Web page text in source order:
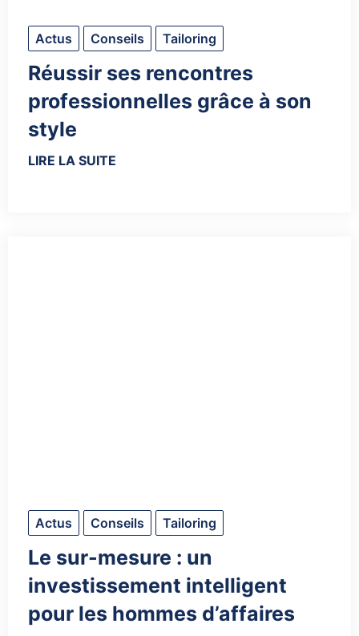
Actus Conseils Tailoring
Réussir ses rencontres
professionnelles grâce à son
style
LIRE LA SUITE
Actus Conseils Tailoring
Le sur-mesure : un
investissement intelligent
pour les hommes d’affaires